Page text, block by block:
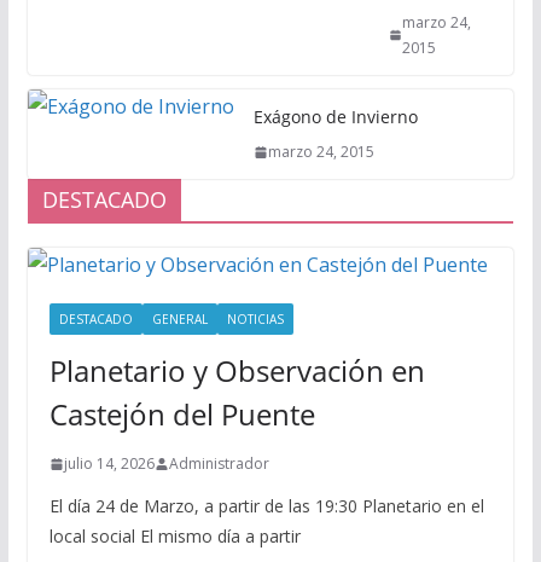
marzo 24,
2015
Exágono de Invierno
marzo 24, 2015
DESTACADO
DESTACADO GENERAL NOTICIAS
Planetario y Observación en
Castejón del Puente
julio 14, 2026 Administrador
El día 24 de Marzo, a partir de las 19:30 Planetario en el
local social El mismo día a partir